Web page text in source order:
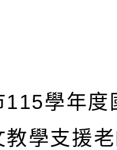
115學年度
教學支援